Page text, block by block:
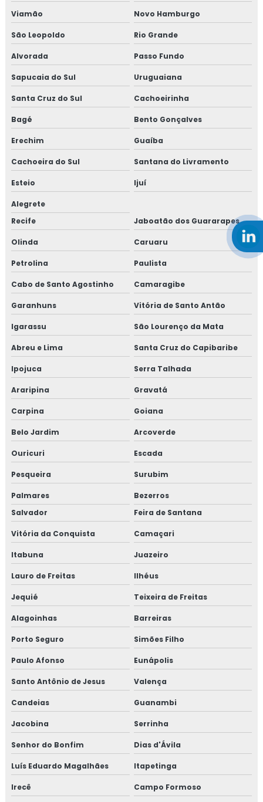
Viamão Novo Hamburgo
São Leopoldo Rio Grande
Alvorada Passo Fundo
Sapucaia do Sul Uruguaiana
Santa Cruz do Sul Cachoeirinha
Bagé Bento Gonçalves
Erechim Guaíba
Cachoeira do Sul Santana do Livramento
Esteio Ijuí
Alegrete
Recife
Jaboatão dos Guararapes
Olinda Caruaru
Petrolina Paulista
Cabo de Santo Agostinho Camaragibe
Garanhuns Vitória de Santo Antão
Igarassu São Lourenço da Mata
Abreu e Lima Santa Cruz do Capibaribe
Ipojuca Serra Talhada
Araripina Gravatá
Carpina Goiana
Belo Jardim Arcoverde
Ouricuri Escada
Pesqueira Surubim
Palmares
Bezerros
Salvador
Feira de Santana
Vitória da Conquista Camaçari
Itabuna Juazeiro
Lauro de Freitas Ilhéus
Jequié Teixeira de Freitas
Alagoinhas Barreiras
Porto Seguro Simões Filho
Paulo Afonso Eunápolis
Santo Antônio de Jesus Valença
Candeias Guanambi
Jacobina Serrinha
Senhor do Bonfim Dias d'Ávila
Luís Eduardo Magalhães Itapetinga
Irecê Campo Formoso